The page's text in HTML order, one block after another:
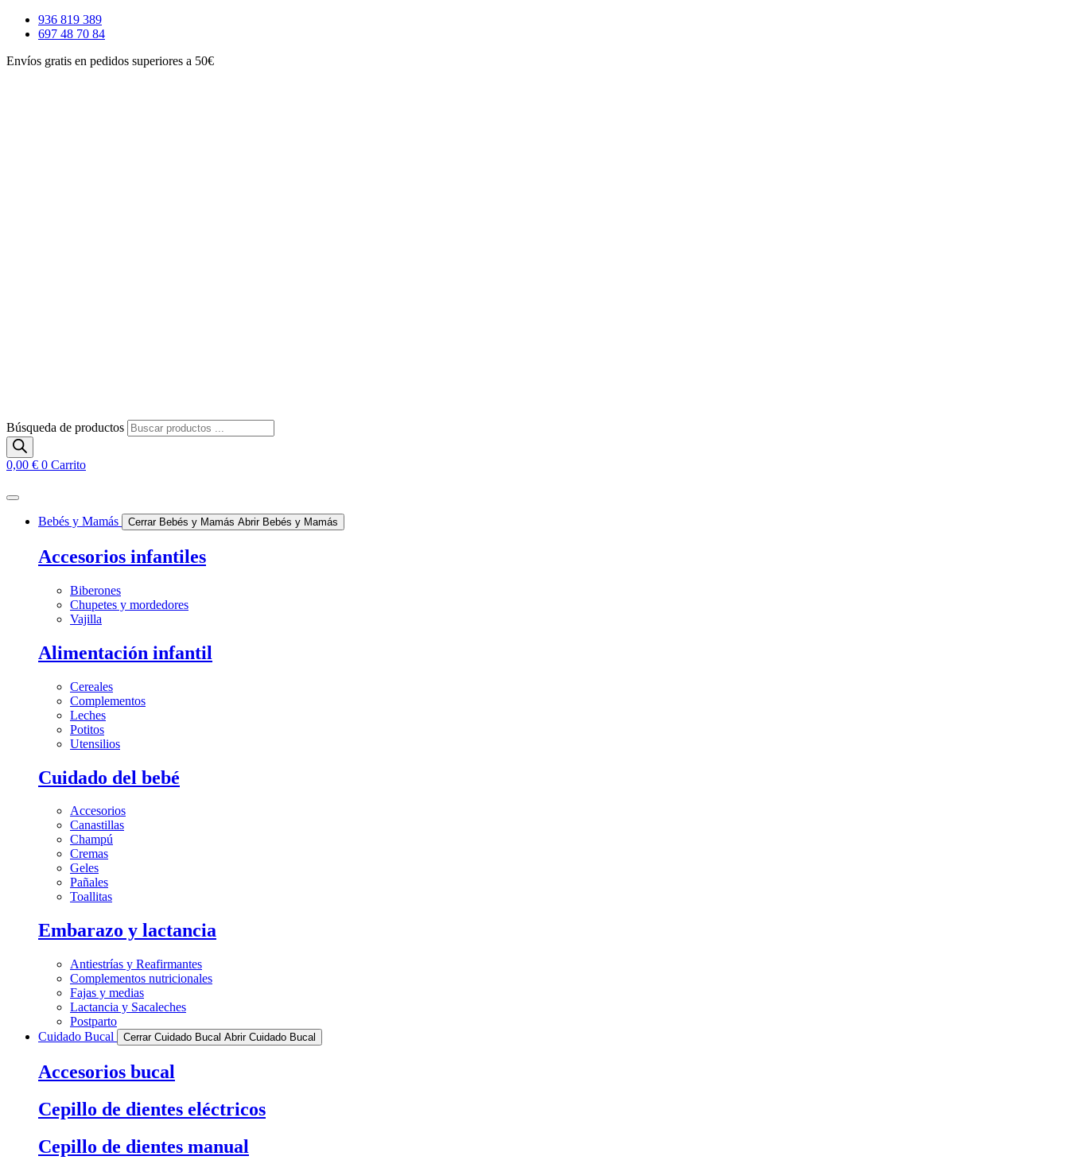
936 819 389
697 48 70 84
Envíos gratis en pedidos superiores a 50€
Búsqueda de productos
0,00 € 0 Carrito
Bebés y Mamás Cerrar Bebés y Mamás Abrir Bebés y Mamás
Accesorios infantiles
Biberones
Chupetes y mordedores
Vajilla
Alimentación infantil
Cereales
Complementos
Leches
Potitos
Utensilios
Cuidado del bebé
Accesorios
Canastillas
Champú
Cremas
Geles
Pañales
Toallitas
Embarazo y lactancia
Antiestrías y Reafirmantes
Complementos nutricionales
Fajas y medias
Lactancia y Sacaleches
Postparto
Cuidado Bucal
Cerrar Cuidado Bucal Abrir Cuidado Bucal
Accesorios bucal
Cepillo de dientes eléctricos
Cepillo de dientes manual